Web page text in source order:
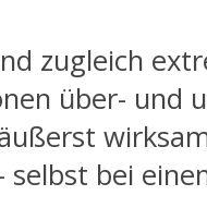
zugleich
über- und
selbst bei